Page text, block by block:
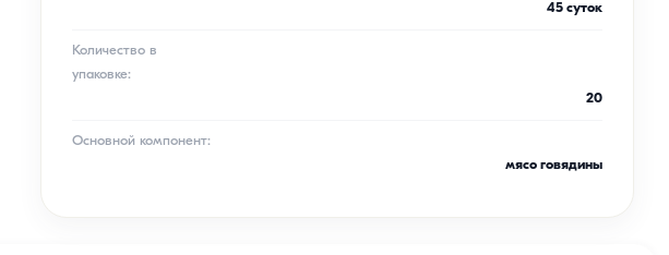
45 суток
Количество в
упаковке:
20
Основной компонент:
мясо говядины